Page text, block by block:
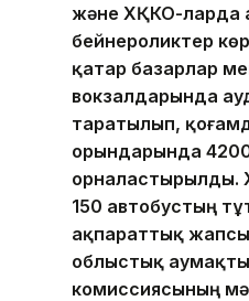
және ХҚКО-ларда
бейнероликтер
қатар базарлар
вокзалдарында
таратылып,
орындарында
орналастырылды.
150 автобустың
ақпараттық
облыстық
комиссиясының